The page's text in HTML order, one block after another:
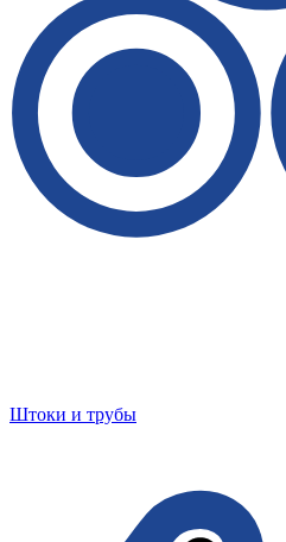
Штоки и трубы